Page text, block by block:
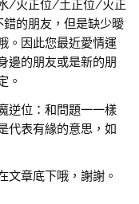
/火正位/土正位/火正
的朋友，但是缺少曖
。因此您最近愛情運
邊的朋友或是新的朋
。
逆位：和問題一一樣
代表有緣的意思，如
文章底下哦，謝謝。